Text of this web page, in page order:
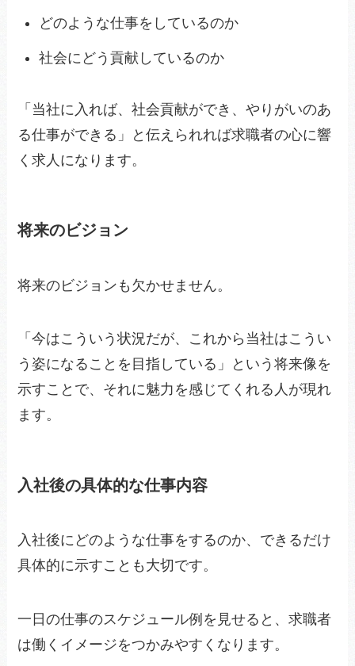
どのような仕事をしているのか
社会にどう貢献しているのか
「当社に入れば、社会貢献ができ、やりがいのあ
る仕事ができる」と伝えられれば求職者の心に響
く求人になります。
将来のビジョン
将来のビジョンも欠かせません。
「今はこういう状況だが、これから当社はこうい
う姿になることを目指している」という将来像を
示すことで、それに魅力を感じてくれる人が現れ
ます。
入社後の具体的な仕事内容
入社後にどのような仕事をするのか、できるだけ
具体的に示すことも大切です。
一日の仕事のスケジュール例を見せると、求職者
は働くイメージをつかみやすくなります。